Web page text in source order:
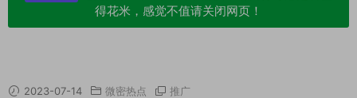
得花米，感觉不值请关闭网页！
2023-07-14 微密热点 推广